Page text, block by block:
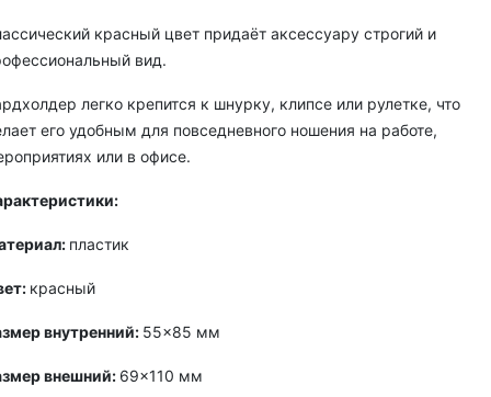
красный цвет придаёт аксессуару строгий и
вид.
легко крепится к шнурку, клипсе или рулетке, что
его удобным для повседневного ношения на работе,
или в офисе.
пластик
красный
внутренний: 55×85 мм
внешний: 69×110 мм